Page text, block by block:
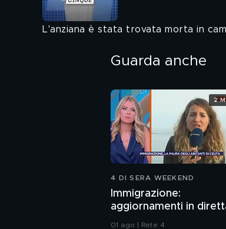
L'anziana è stata trovata morta in
Guarda anche
4 DI SERA WEEKEND
Immigrazione:
aggiornamenti in
da Ceuta
01 ago | Rete 4
2